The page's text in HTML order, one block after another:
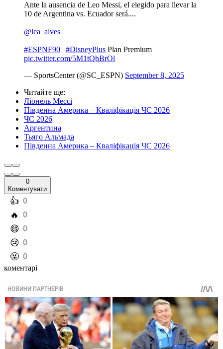
Ante la ausencia de Leo Messi, el elegido para llevar la
10 de Argentina vs. Ecuador será....
@lea_alves
#ESPNF90 | #DisneyPlus Plan Premium
pic.twitter.com/5M1tQhBrOl
— SportsCenter (@SC_ESPN) September 8, 2025
Читайте ще:
Ліонель Мессі
Південна Америка – Кваліфікація ЧС 2026
ЧС 2026
Аргентина
Тьяго Альмада
Південна Америка – Кваліфікація ЧС 2026
0
Коментувати
️👍 0
️🔥 0
️😄 0
️😢 0
️🤬 0
коментарі